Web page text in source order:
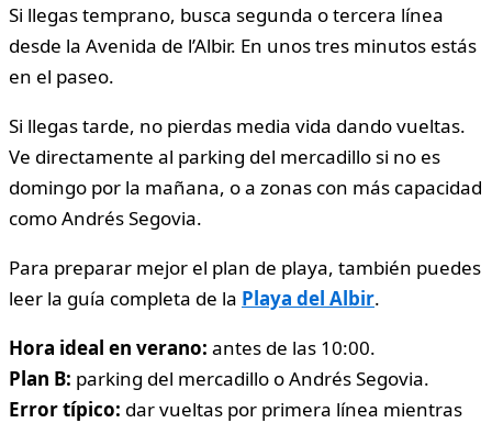
Si llegas temprano, busca segunda o tercera línea
desde la Avenida de l’Albir. En unos tres minutos estás
en el paseo.
Si llegas tarde, no pierdas media vida dando vueltas.
Ve directamente al parking del mercadillo si no es
domingo por la mañana, o a zonas con más capacidad
como Andrés Segovia.
Para preparar mejor el plan de playa, también puedes
leer la guía completa de la Playa del Albir.
Hora ideal en verano: antes de las 10:00.
Plan B: parking del mercadillo o Andrés Segovia.
Error típico: dar vueltas por primera línea mientras